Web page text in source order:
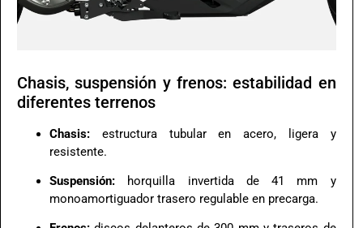
Chasis, suspensión y frenos: estabilidad en
diferentes terrenos
Chasis: estructura tubular en acero, ligera y
resistente.
Suspensión: horquilla invertida de 41 mm y
monoamortiguador trasero regulable en precarga.